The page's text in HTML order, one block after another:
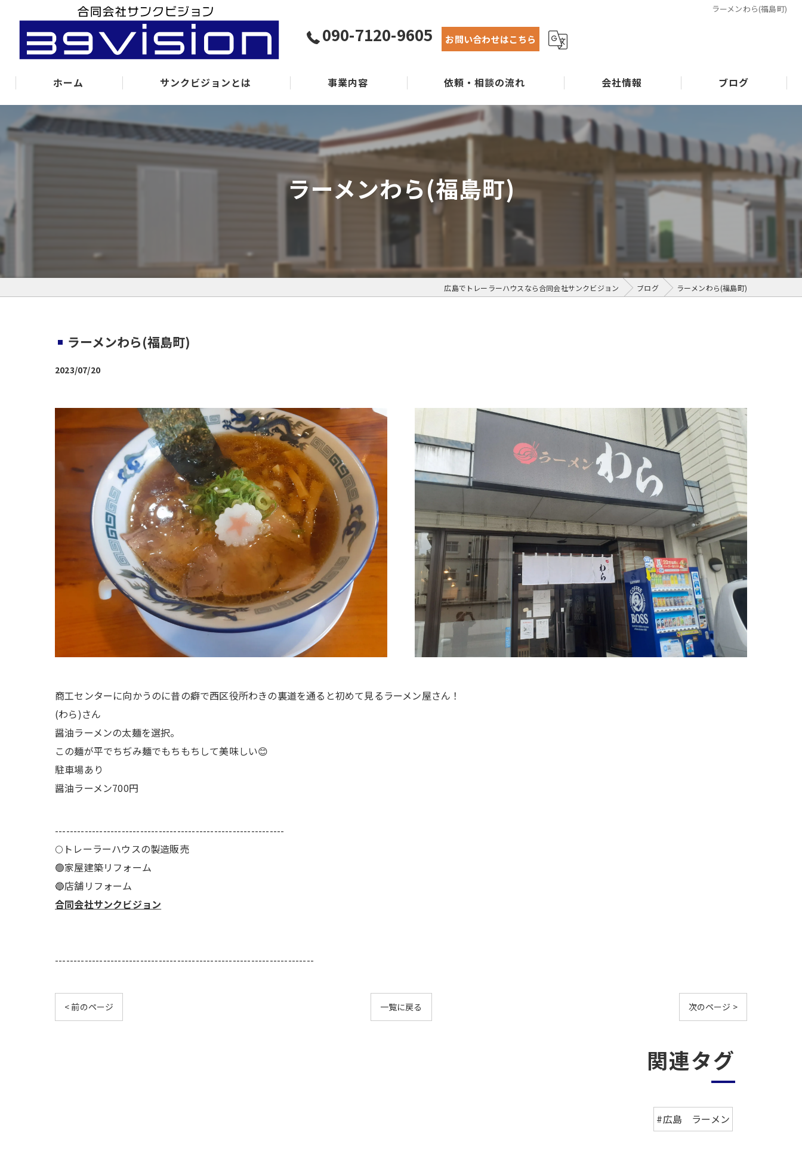
ラーメンわら(福島町)
090-7120-9605 お問い合わせはこちら
ホーム サンクビジョンとは 事業内容
よくある質問
依頼・相談の流れ 会社情報 ブログ
ラーメンわら(福島町)
広島でトレーラーハウスなら合同会社サンクビジョン ブログ ラーメンわら(福島町)
ラーメンわら(福島町)
2023/07/20
商工センターに向かうのに昔の癖で西区役所わきの裏道を通ると初めて見るラーメン屋さん！
(わら)さん
醤油ラーメンの太麺を選択。
この麺が平でちぢみ麺でもちもちして美味しい😊
駐車場あり
醤油ラーメン700円
--------------------------------------------------------------
🌕️トレーラーハウスの製造販売
🟢家屋建築リフォーム
🔵店舗リフォーム
合同会社サンクビジョン
----------------------------------------------------------------------
< 前のページ 一覧に戻る 次のページ >
関連タグ
#広島 ラーメン